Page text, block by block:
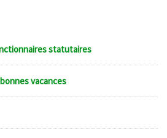
statutaires
vacances